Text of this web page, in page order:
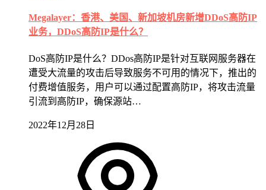
Megalayer：香港、美国、新加坡机房新增DDoS高防IP
业务，DDoS高防IP是什么？
DoS高防IP是什么？DDos高防IP是针对互联网服务器在
遭受大流量的攻击后导致服务不可用的情况下，推出的
付费增值服务，用户可以通过配置高防IP，将攻击流量
引流到高防IP，确保源站…
2022年12月28日